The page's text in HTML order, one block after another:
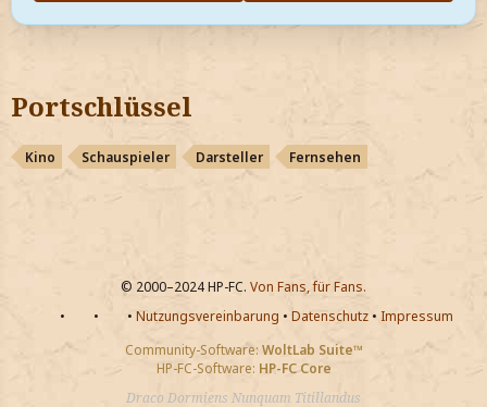
Portschlüssel
Kino Schauspieler Darsteller Fernsehen
© 2000–2024 HP-FC. Von Fans, für Fans.
•
• • Nutzungsvereinbarung • Datenschutz• Impressum
Community-Software: WoltLab Suite™
HP-FC-Software: HP-FC Core
Draco Dormiens Nunquam Titillandus